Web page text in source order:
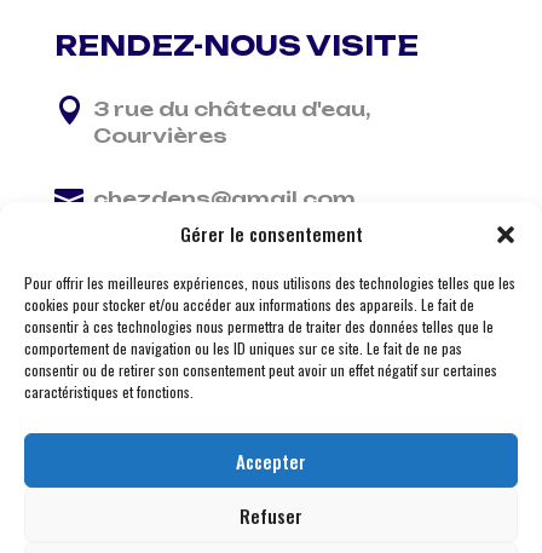
Gérer le consentement
Pour offrir les meilleures expériences, nous utilisons des technologies telles que les
cookies pour stocker et/ou accéder aux informations des appareils. Le fait de
consentir à ces technologies nous permettra de traiter des données telles que le
comportement de navigation ou les ID uniques sur ce site. Le fait de ne pas
consentir ou de retirer son consentement peut avoir un effet négatif sur certaines
caractéristiques et fonctions.
Accepter
Refuser
RENDEZ-NOUS VISITE
 3 rue du château d'eau,
Courvières
 chezdens@gmail.com